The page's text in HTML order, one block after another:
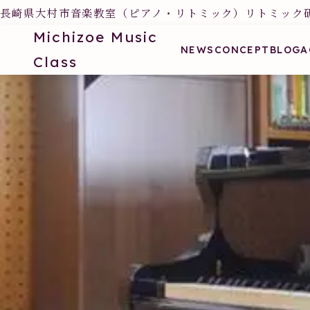
長崎県大村市音楽教室（ピアノ・リトミック）リトミック
Michizoe Music
Class
NEWS CONCEPT BLOG